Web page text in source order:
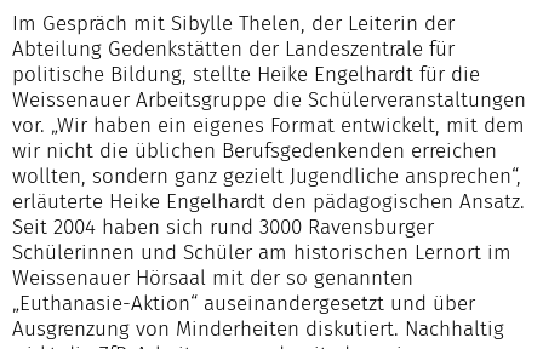
Im Gespräch mit Sibylle Thelen, der Leiterin der
Abteilung Gedenkstätten der Landeszentrale für
politische Bildung, stellte Heike Engelhardt für die
Weissenauer Arbeitsgruppe die Schülerveranstaltungen
vor. „Wir haben ein eigenes Format entwickelt, mit dem
wir nicht die üblichen Berufsgedenkenden erreichen
wollten, sondern ganz gezielt Jugendliche ansprechen“,
erläuterte Heike Engelhardt den pädagogischen Ansatz.
Seit 2004 haben sich rund 3000 Ravensburger
Schülerinnen und Schüler am historischen Lernort im
Weissenauer Hörsaal mit der so genannten
„Euthanasie-Aktion“ auseinandergesetzt und über
Ausgrenzung von Minderheiten diskutiert. Nachhaltig